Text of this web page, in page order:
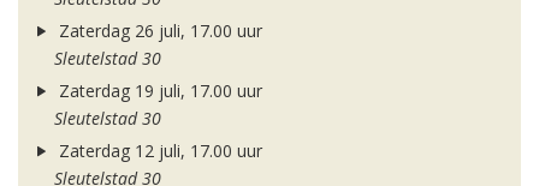
Zaterdag 26 juli, 17.00 uur
Sleutelstad 30
Zaterdag 19 juli, 17.00 uur
Sleutelstad 30
Zaterdag 12 juli, 17.00 uur
Sleutelstad 30